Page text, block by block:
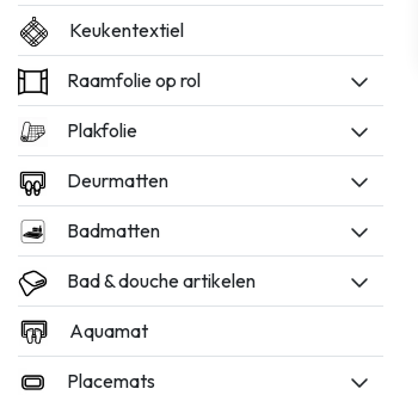
Keukentextiel
Raamfolie op rol
Plakfolie
Deurmatten
Badmatten
Bad & douche artikelen
Aquamat
Placemats